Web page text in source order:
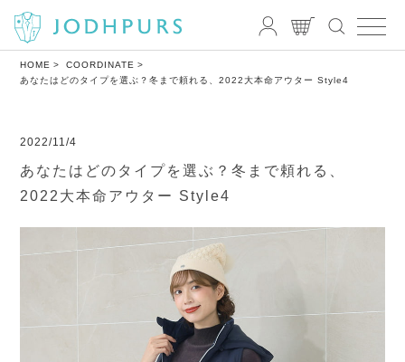
HOME
COORDINATE
あなたはどのタイプを選ぶ？冬まで頼れる、2022大本命アウター Style4
2022/11/4
あなたはどのタイプを選ぶ？冬まで頼れる、
2022大本命アウター Style4